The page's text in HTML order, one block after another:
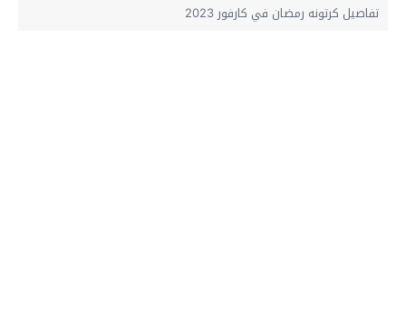
تفاصيل كرتونه رمضان في كارفور 2023